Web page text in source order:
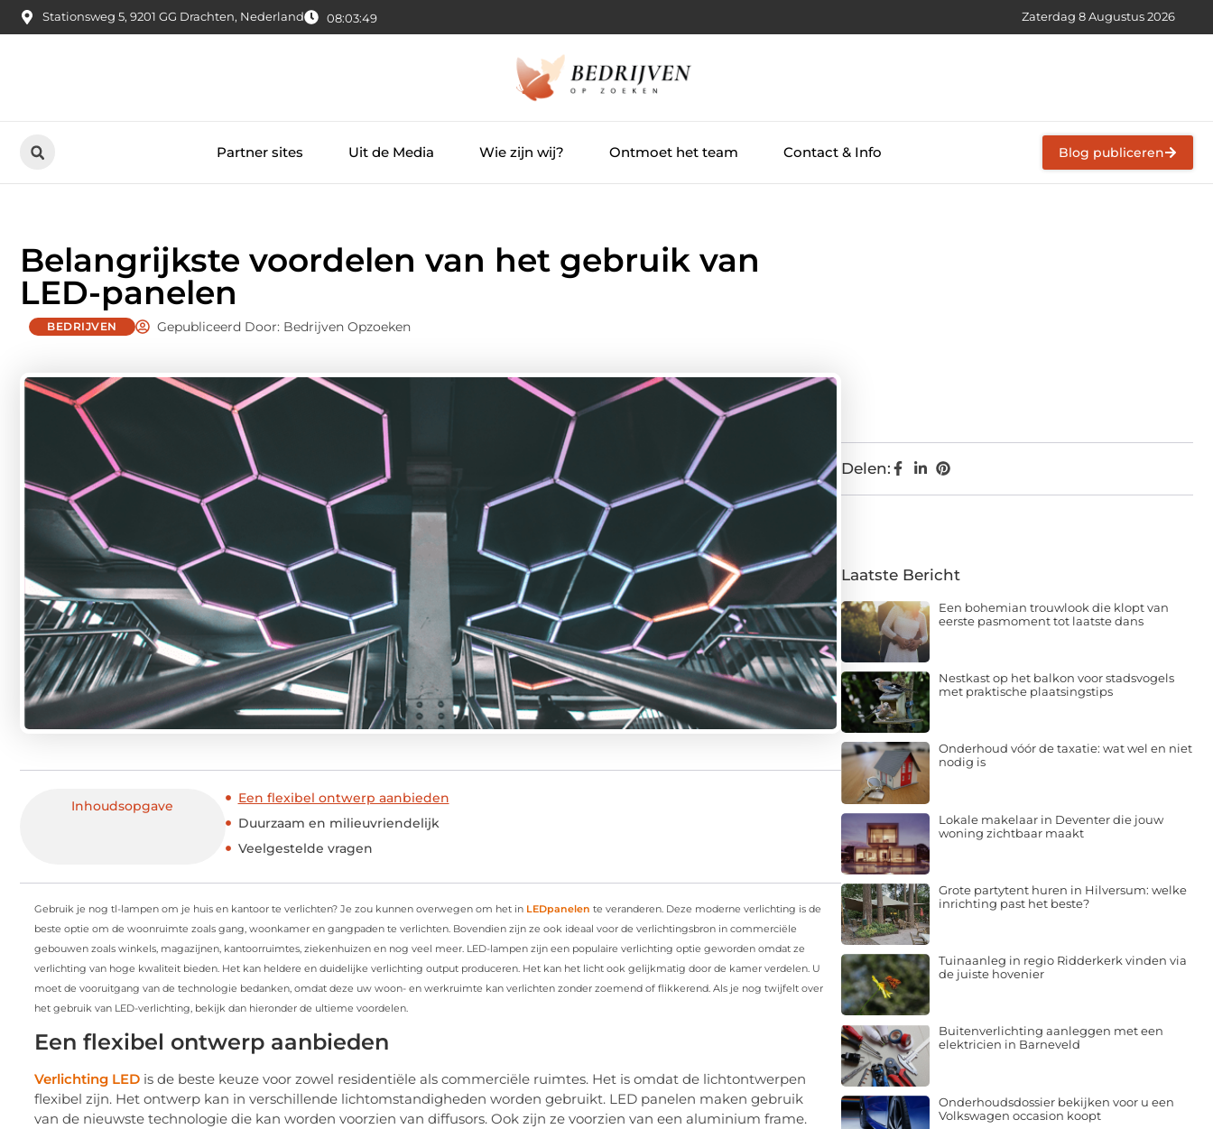
Stationsweg 5, 9201 GG Drachten, Nederland 08:03:50 Zaterdag 8 Augustus 2026
Partner sites Uit de Media Wie zijn wij? Ontmoet het team Contact & Info Blog publiceren
Belangrijkste voordelen van het gebruik van
LED-panelen
BEDRIJVEN Gepubliceerd Door: Bedrijven Opzoeken
Inhoudsopgave
Een flexibel ontwerp aanbieden
Duurzaam en milieuvriendelijk
Veelgestelde vragen
Gebruik je nog tl-lampen om je huis en kantoor te verlichten? Je zou kunnen overwegen om het in LEDpanelen te veranderen. Deze moderne verlichting is de
beste optie om de woonruimte zoals gang, woonkamer en gangpaden te verlichten. Bovendien zijn ze ook ideaal voor de verlichtingsbron in commerciële
gebouwen zoals winkels, magazijnen, kantoorruimtes, ziekenhuizen en nog veel meer. LED-lampen zijn een populaire verlichting optie geworden omdat ze
verlichting van hoge kwaliteit bieden. Het kan heldere en duidelijke verlichting output produceren. Het kan het licht ook gelijkmatig door de kamer verdelen. U
moet de vooruitgang van de technologie bedanken, omdat deze uw woon- en werkruimte kan verlichten zonder zoemend of flikkerend. Als je nog twijfelt over
het gebruik van LED-verlichting, bekijk dan hieronder de ultieme voordelen.
Een flexibel ontwerp aanbieden
Verlichting LED is de beste keuze voor zowel residentiële als commerciële ruimtes. Het is omdat de lichtontwerpen
flexibel zijn. Het ontwerp kan in verschillende lichtomstandigheden worden gebruikt. LED panelen maken gebruik
van de nieuwste technologie die kan worden voorzien van diffusors. Ook zijn ze voorzien van een aluminium frame.
Delen:
Laatste Bericht
Een bohemian trouwlook die klopt van
eerste pasmoment tot laatste dans
Nestkast op het balkon voor stadsvogels
met praktische plaatsingstips
Onderhoud vóór de taxatie: wat wel en niet
nodig is
Lokale makelaar in Deventer die jouw
woning zichtbaar maakt
Grote partytent huren in Hilversum: welke
inrichting past het beste?
Tuinaanleg in regio Ridderkerk vinden via
de juiste hovenier
Buitenverlichting aanleggen met een
elektricien in Barneveld
Onderhoudsdossier bekijken voor u een
Volkswagen occasion koopt